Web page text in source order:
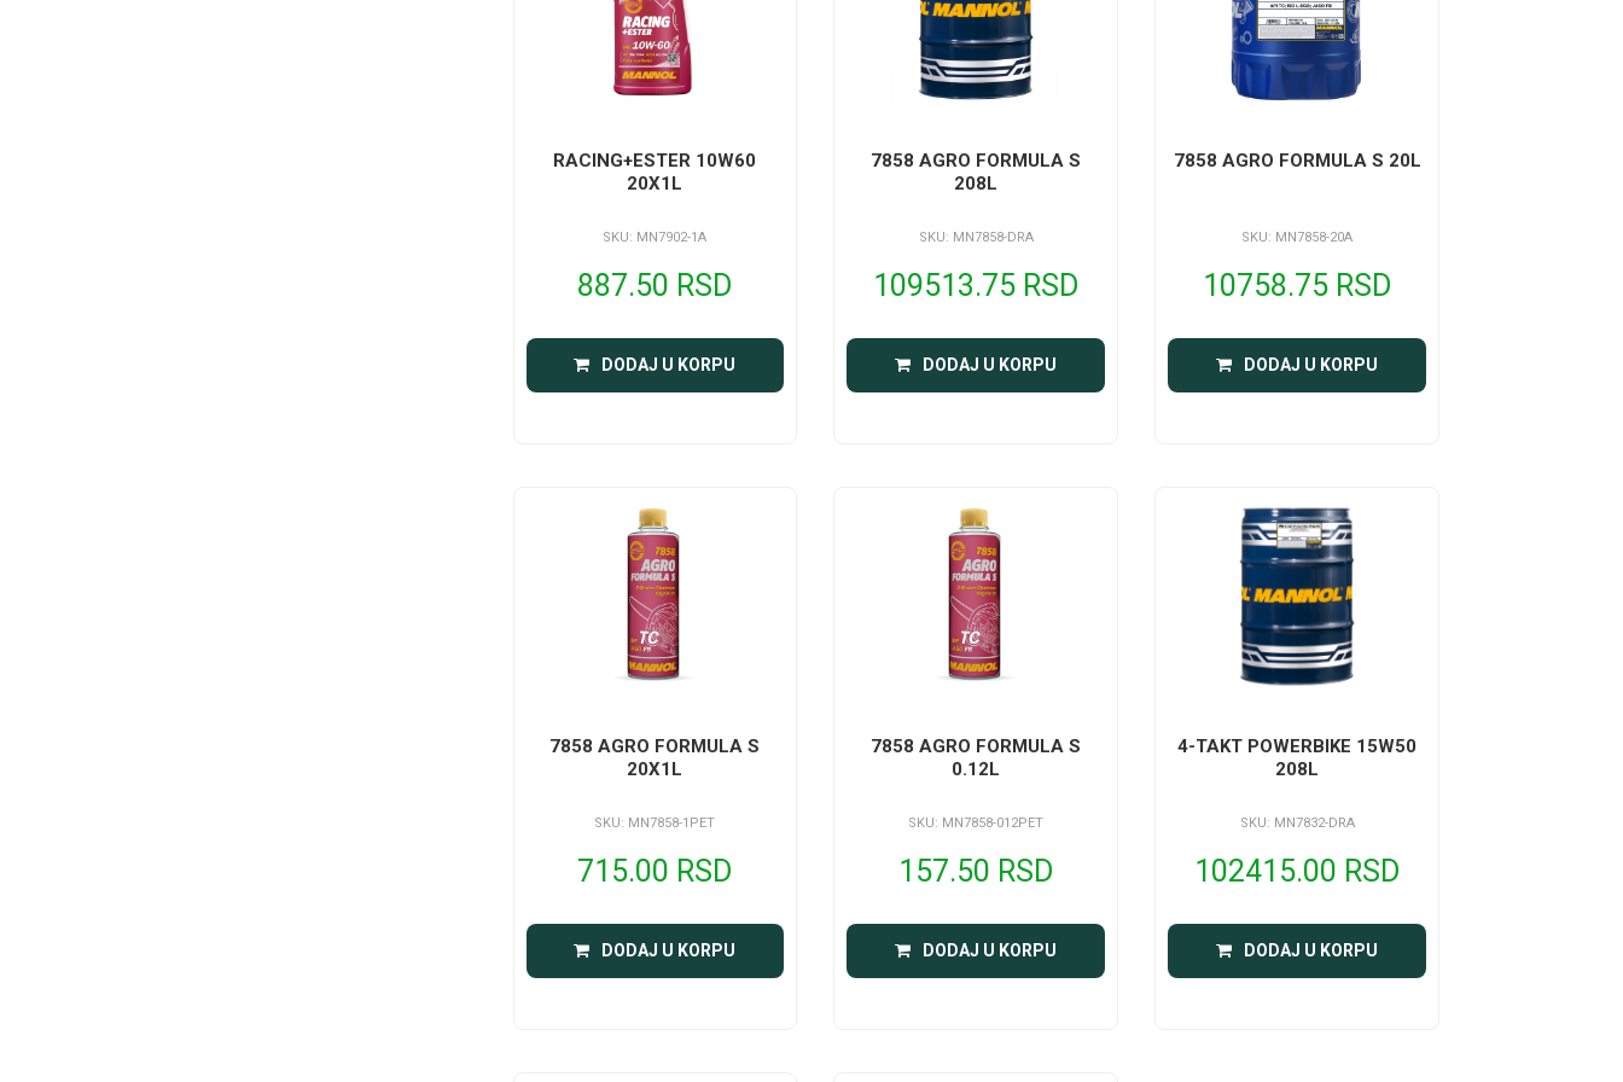
RACING+ESTER 10W60
20X1L
SKU: MN7902-1A
887.50 RSD
DODAJ U KORPU
7858 AGRO FORMULA S
208L
SKU: MN7858-DRA
109513.75 RSD
DODAJ U KORPU
7858 AGRO FORMULA S 20L
SKU: MN7858-20A
10758.75 RSD
DODAJ U KORPU
7858 AGRO FORMULA S
20X1L
SKU: MN7858-1PET
715.00 RSD
DODAJ U KORPU
7858 AGRO FORMULA S
0.12L
SKU: MN7858-012PET
157.50 RSD
DODAJ U KORPU
4-TAKT POWERBIKE 15W50
208L
SKU: MN7832-DRA
102415.00 RSD
DODAJ U KORPU